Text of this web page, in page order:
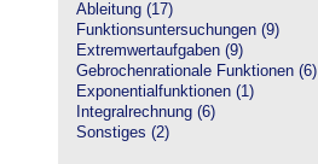
Ableitung (17)
Funktionsuntersuchungen (9)
Extremwertaufgaben (9)
Gebrochenrationale Funktionen (6)
Exponentialfunktionen (1)
Integralrechnung (6)
Sonstiges (2)